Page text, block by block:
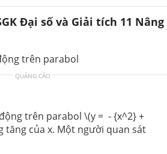
Đại số và Giải tích 11 Nâng
trên parabol
QUẢNG CÁO
trên parabol \(y = - {x^2} +
tăng của x. Một người quan sát